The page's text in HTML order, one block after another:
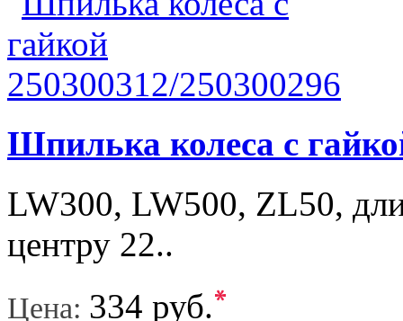
Шпилька колеса с
LW300, LW500, ZL50,
центру 22..
Цена: 334 руб.*